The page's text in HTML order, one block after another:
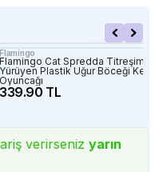
Flamingo
Flamingo Cat Spredda Titreşimli
Yürüyen Plastik Uğur Böceği Kedi
Oyuncağı
339.90 TL
verirseniz yarın